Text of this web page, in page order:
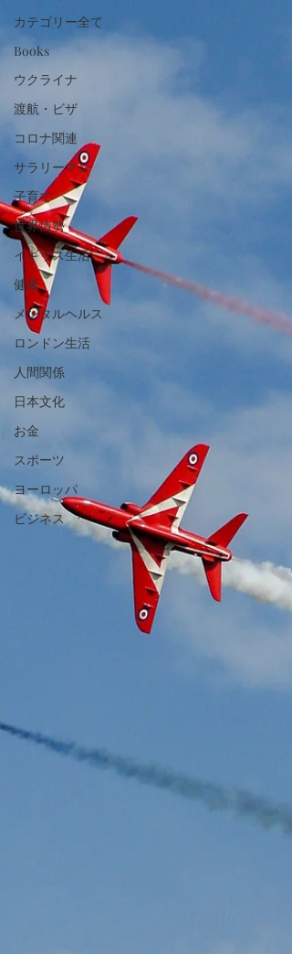
カテゴリー全て
Books
ウクライナ
渡航・ビザ
コロナ関連
サラリーマン
子育て
世界情勢
イギリス生活
健康
メンタルヘルス
ロンドン生活
人間関係
日本文化
お金
スポーツ
ヨーロッパ
ビジネス